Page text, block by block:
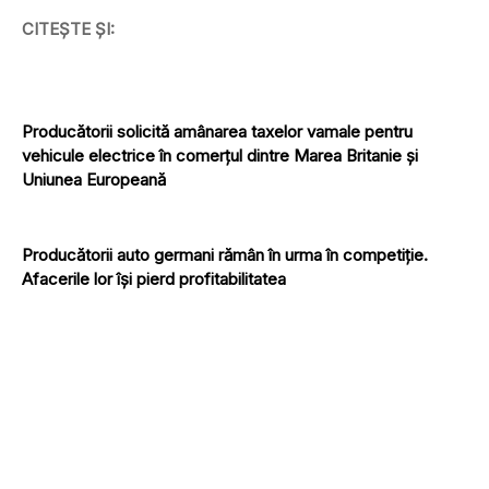
CITEȘTE ȘI:
Producătorii solicită amânarea taxelor vamale pentru
vehicule electrice în comerțul dintre Marea Britanie și
Uniunea Europeană
Producătorii auto germani rămân în urma în competiție.
Afacerile lor își pierd profitabilitatea